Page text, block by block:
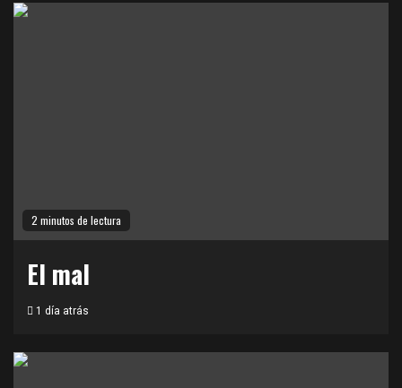
2 minutos de lectura
El mal
1 día atrás